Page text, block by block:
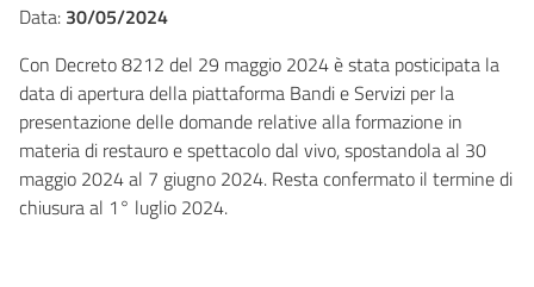
Data: 30/05/2024
Con Decreto 8212 del 29 maggio 2024 è stata posticipata la
data di apertura della piattaforma Bandi e Servizi per la
presentazione delle domande relative alla formazione in
materia di restauro e spettacolo dal vivo, spostandola al 30
maggio 2024 al 7 giugno 2024. Resta confermato il termine di
chiusura al 1° luglio 2024.